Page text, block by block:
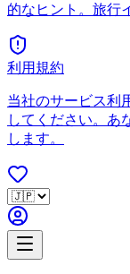
的なヒント。旅行
利用規約
当社のサービス利
してください。あ
します。